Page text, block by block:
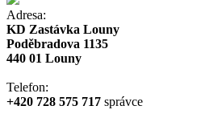
Adresa:
KD Zastávka Louny
Poděbradova 1135
440 01 Louny
Telefon:
+420 728 575 717 správce